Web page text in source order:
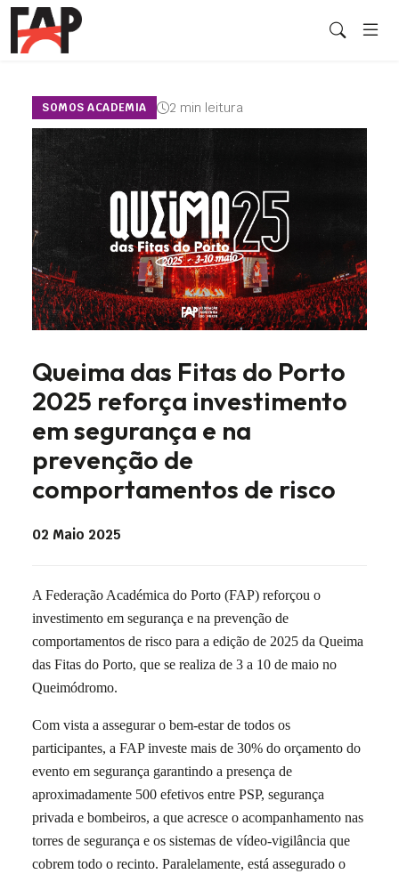
SOMOS ACADEMIA 2 min leitura
Queima das Fitas do Porto
2025 reforça investimento
em segurança e na
prevenção de
comportamentos de risco
02 Maio 2025
A Federação Académica do Porto (FAP) reforçou o
investimento em segurança e na prevenção de
comportamentos de risco para a edição de 2025 da Queima
das Fitas do Porto, que se realiza de 3 a 10 de maio no
Queimódromo.
Com vista a assegurar o bem-estar de todos os
participantes, a FAP investe mais de 30% do orçamento do
evento em segurança garantindo a presença de
aproximadamente 500 efetivos entre PSP, segurança
privada e bombeiros, a que acresce o acompanhamento nas
torres de segurança e os sistemas de vídeo-vigilância que
cobrem todo o recinto. Paralelamente, está assegurado o